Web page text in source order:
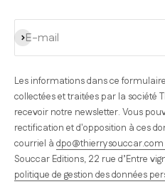
E-mail
S'inscrire
Les informations dans ce
collectées et traitées par la société
recevoir notre newsletter. Vous
rectification et d'opposition à ces
courriel à dpo@thierrysouccar.com
Souccar Editions, 22 rue d’Entre
politique de gestion des données